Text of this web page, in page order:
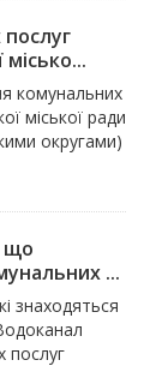
комунальних
міської ради
округами)
що
...
знаходяться
послуг